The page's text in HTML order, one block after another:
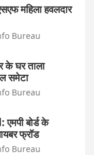
महिला हवलदार
Bureau
घर ताला
समेटा
Bureau
बोर्ड के
फ्रॉड
Bureau